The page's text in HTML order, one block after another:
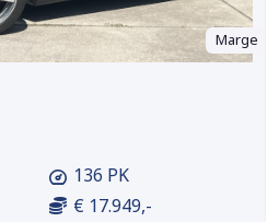
Marge
136 PK
€ 17.949,-